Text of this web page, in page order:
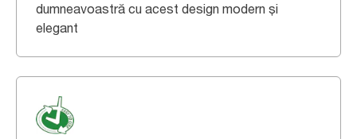
dumneavoastră cu acest design modern și
elegant